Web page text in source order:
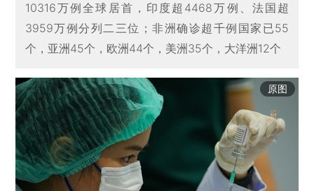
10316万例全球居首，印度超4468万例、法国超
3959万例分列二三位；非洲确诊超千例国家已55
个，亚洲45个，欧洲44个，美洲35个，大洋洲12个
原图